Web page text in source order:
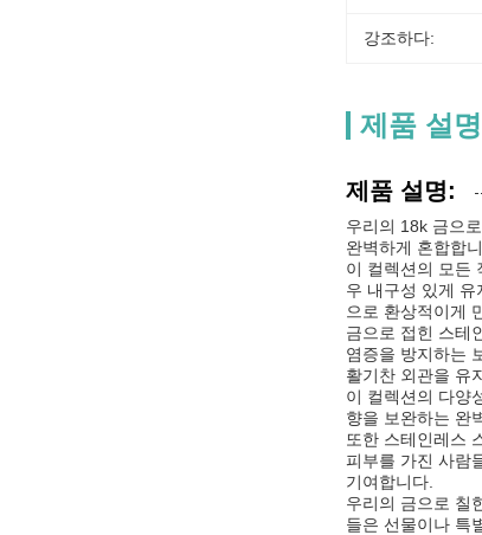
강조하다:
제품 설명
제품 설명:
우리의 18k 금으
완벽하게 혼합합
이 컬렉션의 모든
우 내구성 있게
으로 환상적이게
금으로 접힌 스테
염증을 방지하는
활기찬 외관을 유
이 컬렉션의 다양
향을 보완하는 완
또한 스테인레스
피부를 가진 사람
기여합니다.
우리의 금으로 칠
들은 선물이나 특